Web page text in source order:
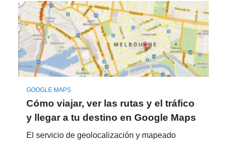
GOOGLE MAPS
Cómo viajar, ver las rutas y el tráfico
y llegar a tu destino en Google Maps
El servicio de geolocalización y mapeado